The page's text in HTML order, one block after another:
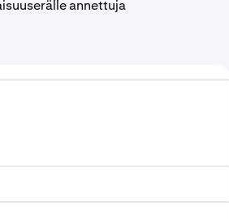
annettuja